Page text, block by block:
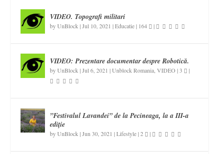
VIDEO. Topografi militari
byUnBlock |Jul 10, 2021 |Educatie| 164 |
VIDEO: Prezentare documentar despre Robotică.
byUnBlock |Jul 6, 2021 |Unblock Romania ,VIDEO |3 |
”Festivalul Lavandei” de la Pecineaga, la a III-a
ediție
byUnBlock |Jun 30, 2021 |Lifestyle|2 |